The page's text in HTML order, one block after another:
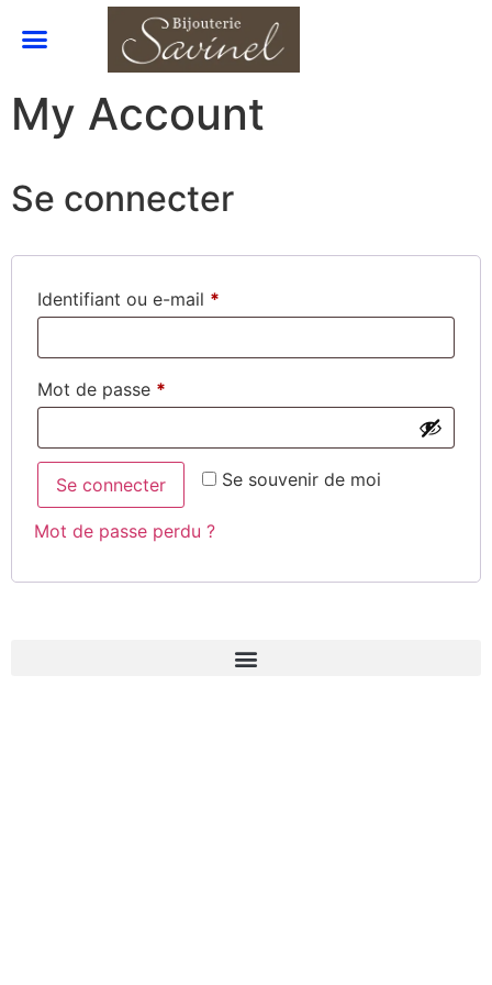
My Account
Se connecter
Identifiant ou e-mail *
Mot de passe *
Se souvenir de moi
Se connecter
Mot de passe perdu ?